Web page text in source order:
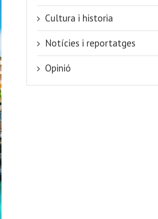
Cultura i historia
Notícies i reportatges
Opinió